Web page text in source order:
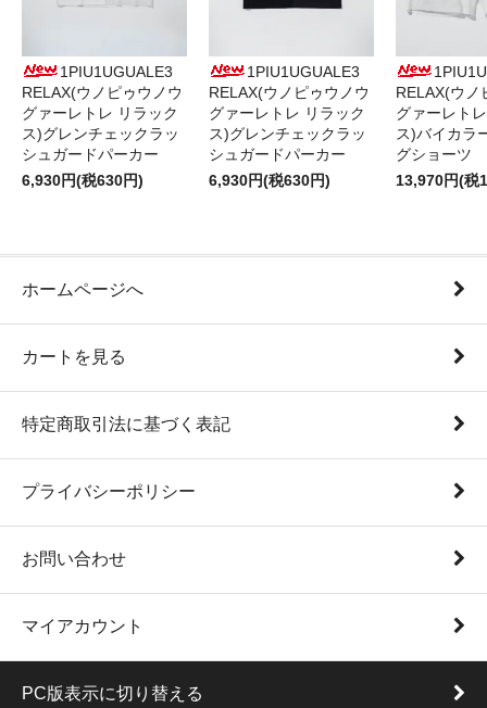
1PIU1UGUALE3
RELAX(ウノピゥウノウ
グァーレトレ リラック
ス)グレンチェックラッ
シュガードパーカー
6,930円(税630円)
1PIU1UGUALE3
RELAX(ウノピゥウノウ
グァーレトレ リラック
ス)グレンチェックラッ
シュガードパーカー
6,930円(税630円)
RELAX(ウノ
グァーレト
ス)バイカラ
グショーツ
13,970円(税
ホームページへ
カートを見る
特定商取引法に基づく表記
プライバシーポリシー
お問い合わせ
マイアカウント
PC版表示に切り替える